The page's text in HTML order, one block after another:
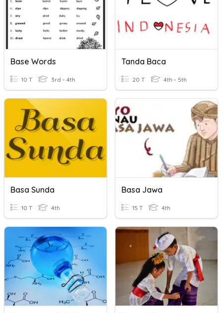
Base Words
10 T 3rd - 4th
Tanda Baca
20 T 4th - 5th
Basa Sunda
10 T 4th
Basa Jawa
15 T 4th